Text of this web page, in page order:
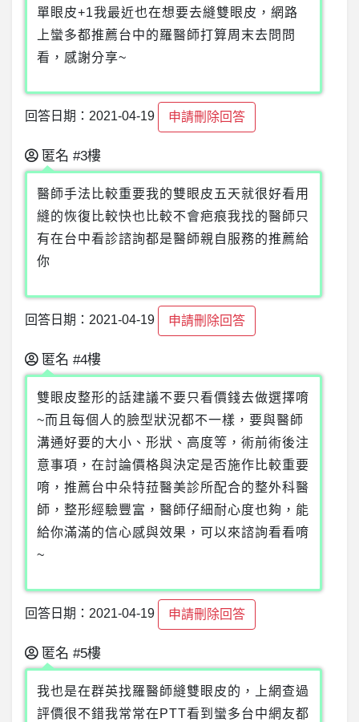
單眼皮+1我最近也在想要去縫雙眼皮，網路
上蠻多都推薦台中的羅醫師打算周末去問問
看，感謝分享~
回答日期：2021-04-19 申請刪除回答
匿名 #3樓
醫師手法比較重要我的雙眼皮五天就很好看用
縫的恢復比較快也比較不會疤痕我找的醫師只
有在台中看診諮詢都是醫師親自服務的推薦給
你
回答日期：2021-04-19 申請刪除回答
匿名 #4樓
雙眼皮整形的話建議不要只看價錢去做選擇唷
~而且每個人的臉型狀況都不一樣，要與醫師
溝通好要的大小、形狀、高度等，術前術後注
意事項，在討論價格與決定是否施作比較重要
唷，推薦台中朵特菈醫美診所配合的整外科醫
師，整形經驗豐富，醫師仔細耐心度也夠，能
給你滿滿的信心感與效果，可以來諮詢看看唷
~
回答日期：2021-04-19 申請刪除回答
匿名 #5樓
我也是在群英找羅醫師縫雙眼皮的，上網查過
評價很不錯我常常在PTT看到蠻多台中網友都